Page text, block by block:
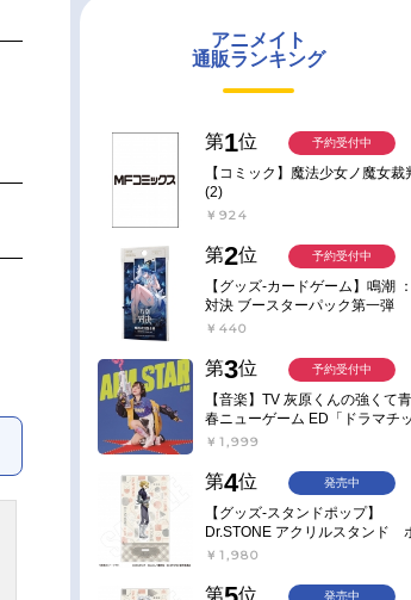
アニメイト
通販ランキング
第1位
【コミック】魔法少女ノ魔女裁
(2)
￥924
予約受付中
第2位
【グッズ-カードゲーム】鳴潮 ：
対決 ブースターパック第一弾
【ポイント2倍】
￥440
予約受付中
第3位
【音楽】TV 灰原くんの強くて青
春ニューゲーム ED「ドラマチッ
ク逃避行」収録シングル AIM
￥1,999
予約受付中
第4位
【グッズ-スタンドポップ】
Dr.STONE アクリルスタンド
ワイマンといっしょver. スタン
￥1,980
発売中
第 位 発売中